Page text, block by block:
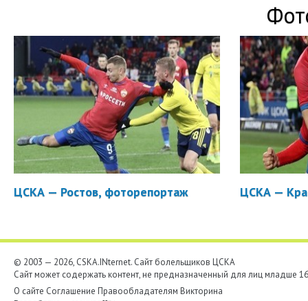
ЦСКА — Ростов, фоторепортаж ЦСКА —
© 2003 — 2026, CSKA.INternet. Cайт болельщиков ЦСКА
Сайт может содержать контент, не предназначенный для лиц младше
О сайте Соглашение Правообладателям Викторина